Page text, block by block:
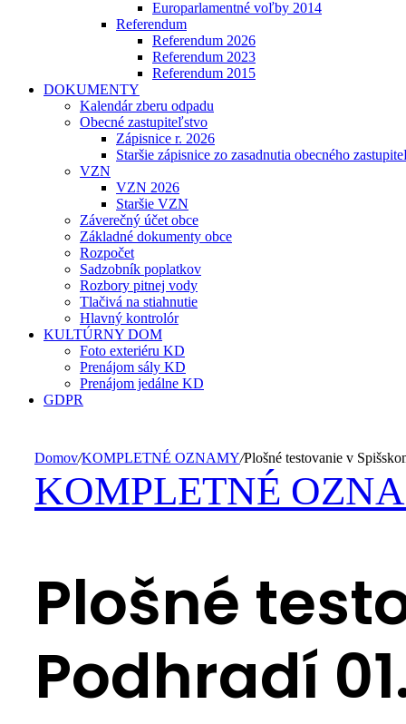
Europarlamentné voľby 2014
Referendum
Referendum 2026
Referendum 2023
Referendum 2015
DOKUMENTY
Kalendár zberu odpadu
Obecné zastupiteľstvo
Zápisnice r. 2026
Staršie zápisnice zo zasadnutia obecného
VZN
VZN 2026
Staršie VZN
Záverečný účet obce
Základné dokumenty obce
Rozpočet
Sadzobník poplatkov
Rozbory pitnej vody
Tlačivá na stiahnutie
Hlavný kontrolór
KULTÚRNY DOM
Foto exteriéru KD
Prenájom sály KD
Prenájom jedálne KD
GDPR
Domov/KOMPLETNÉ OZNAMY/Plošné testovanie v
KOMPLETNÉ
Plošné
Podhradí